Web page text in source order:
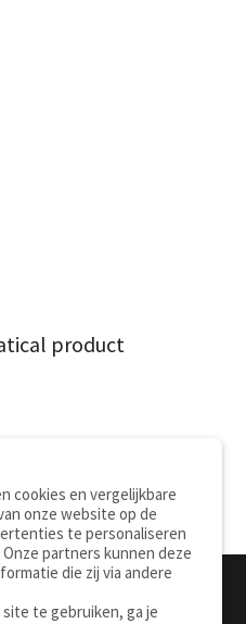
product
Over deze site
cookies en vergelijkbare
onze website op de
te personaliseren
partners kunnen deze
die zij via andere
te gebruiken, ga je